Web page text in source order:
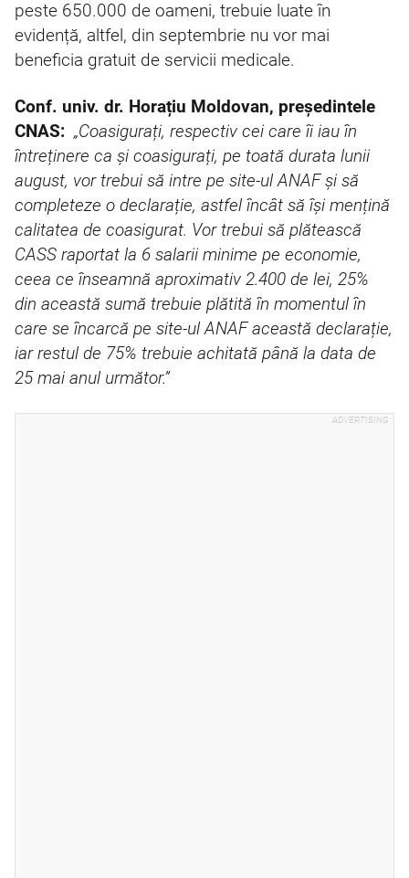
peste 650.000 de oameni, trebuie luate în
evidență, altfel, din septembrie nu vor mai
beneficia gratuit de servicii medicale.
Conf. univ. dr. Horațiu Moldovan, președintele
CNAS: „Coasigurați, respectiv cei care îi iau în
întreținere ca și coasigurați, pe toată durata lunii
august, vor trebui să intre pe site-ul ANAF și să
completeze o declarație, astfel încât să își mențină
calitatea de coasigurat. Vor trebui să plătească
CASS raportat la 6 salarii minime pe economie,
ceea ce înseamnă aproximativ 2.400 de lei, 25%
din această sumă trebuie plătită în momentul în
care se încarcă pe site-ul ANAF această declarație,
iar restul de 75% trebuie achitată până la data de
25 mai anul următor.”